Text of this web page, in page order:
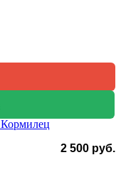
2 500 руб.